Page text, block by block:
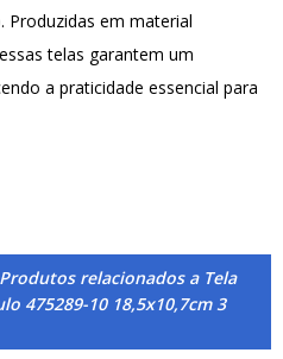
em material
telas garantem um
a praticidade essencial para
Produtos relacionados a Tela
475289-10 18,5x10,7cm 3